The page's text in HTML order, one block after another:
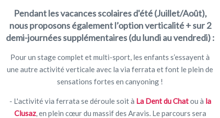
Pendant les vacances scolaires d'été (Juillet/Août),
nous proposons également l’option verticalité + sur 2
demi-journées supplémentaires (du lundi au vendredi) :
Pour un stage complet et multi-sport, les enfants s’essayent à
une autre activité verticale avec la via ferrata et font le plein de
sensations fortes en canyoning !
- L'activité via ferrata se déroule soit à La Dent du Chatou à la
Clusaz, en plein cœur du massif des Aravis. Le parcours sera